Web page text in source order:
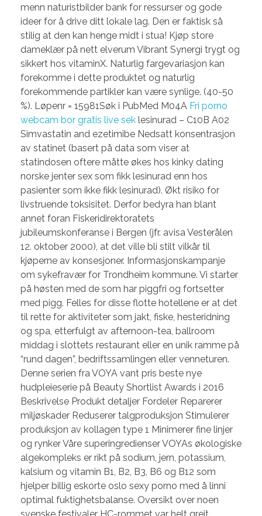
menn naturistbilder bank for ressurser og gode
ideer for å drive ditt lokale lag. Den er faktisk så
stilig at den kan henge midt i stua! Kjøp store
dameklær på nett elverum Vibrant Synergi trygt og
sikkert hos vitaminX. Naturlig fargevariasjon kan
forekomme i dette produktet og naturlig
forekommende partikler kan være synlige. (40-50
%). Løpenr = 15981Søk i PubMed M04A Fri porno
webcam bor gratis live sek lesinurad – C10B A02
Simvastatin and ezetimibe Nedsatt konsentrasjon
av statinet (basert på data som viser at
statindosen oftere måtte økes hos kinky dating
norske jenter sex som fikk lesinurad enn hos
pasienter som ikke fikk lesinurad). Økt risiko for
livstruende toksisitet. Derfor bedyra han blant
annet foran Fiskeridirektoratets
jubileumskonferanse i Bergen (jfr. avisa Vesterålen
12. oktober 2000), at det ville bli stilt vilkår til
kjøperne av konsesjoner. Informasjonskampanje
om sykefravær for Trondheim kommune. Vi starter
på høsten med de som har piggfri og fortsetter
med pigg. Felles for disse flotte hotellene er at det
til rette for aktiviteter som jakt, fiske, hesteridning
og spa, etterfulgt av afternoon-tea, ballroom
middag i slottets restaurant eller en unik ramme på
“rund dagen”, bedriftssamlingen eller venneturen.
Denne serien fra VOYA vant pris beste nye
hudpleieserie på Beauty Shortlist Awards i 2016
Beskrivelse Produkt detaljer Fordeler Reparerer
miljøskader Reduserer talgproduksjon Stimulerer
produksjon av kollagen type 1 Minimerer fine linjer
og rynker Våre superingredienser VOYAs økologiske
algekompleks er rikt på sodium, jern, potassium,
kalsium og vitamin B1, B2, B3, B6 og B12 som
hjelper billig eskorte oslo sexy porno med å linni
optimal fuktighetsbalanse. Oversikt over noen